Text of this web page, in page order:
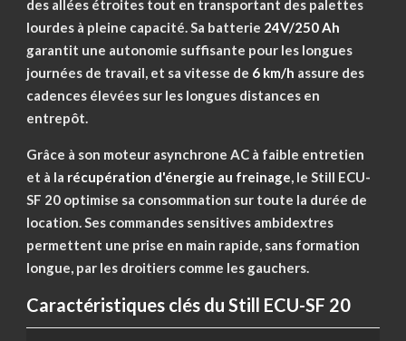
des allées étroites tout en transportant des palettes
lourdes à pleine capacité. Sa batterie 24V/250 Ah
garantit une autonomie suffisante pour les longues
journées de travail, et sa vitesse de 6 km/h assure des
cadences élevées sur les longues distances en
entrepôt.
Grâce à son moteur asynchrone AC à faible entretien
et à la récupération d'énergie au freinage, le Still ECU-
SF 20 optimise sa consommation sur toute la durée de
location. Ses commandes sensitives ambidextres
permettent une prise en main rapide, sans formation
longue, par les droitiers comme les gauchers.
Caractéristiques clés du Still ECU-SF 20